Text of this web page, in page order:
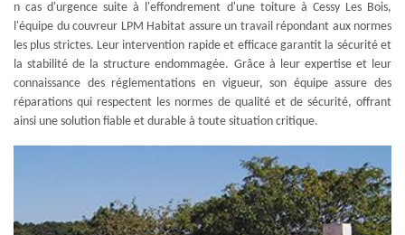
n cas d'urgence suite à l'effondrement d'une toiture à Cessy Les Bois,
l'équipe du couvreur LPM Habitat assure un travail répondant aux normes
les plus strictes. Leur intervention rapide et efficace garantit la sécurité et
la stabilité de la structure endommagée. Grâce à leur expertise et leur
connaissance des réglementations en vigueur, son équipe assure des
réparations qui respectent les normes de qualité et de sécurité, offrant
ainsi une solution fiable et durable à toute situation critique.